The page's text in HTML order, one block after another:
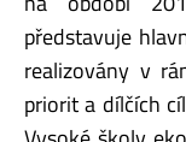
představuje
realizovány v
priorit a dílčích